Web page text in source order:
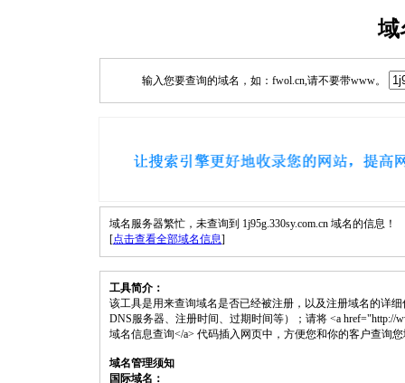
域
输入您要查询的域名，如：fwol.cn,请不要带www。
域名服务器繁忙，未查询到 1j95g.330sy.com.cn 域名的信息！
[点击查看全部域名信息]
工具简介：
该工具是用来查询域名是否已经被注册，以及注册域名的详
DNS服务器、注册时间、过期时间等）；请将 <a href="http://
域名信息查询</a> 代码插入网页中，方便您和你的客户查询
域名管理须知
国际域名：